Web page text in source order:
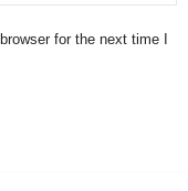
for the next time I